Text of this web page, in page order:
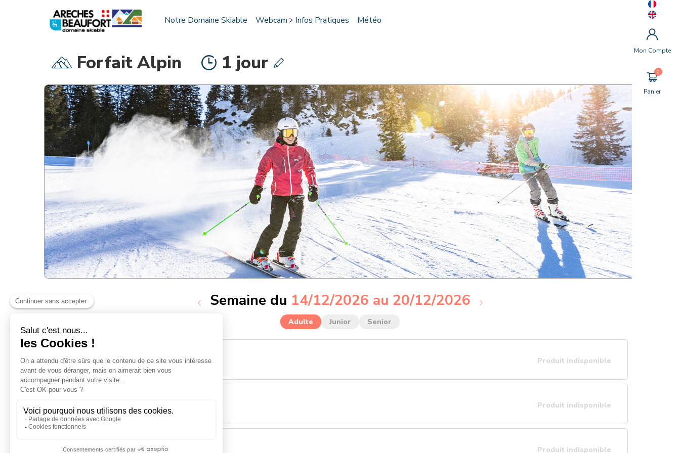
Notre Domaine Skiable Webcam Infos Pratiques Météo
Mon Compte
Panier
Forfait Alpin 1 jour
Semaine du 14/12/2026 au 20/12/2026
Adulte Junior Senior
Lundi 14 Décembre Produit indisponible
Produit indisponible
Mercredi 16 Décembre Produit indisponible
INFOS PRATIQUES
Grille tarifs 26-27
Horaires des navettes Nature